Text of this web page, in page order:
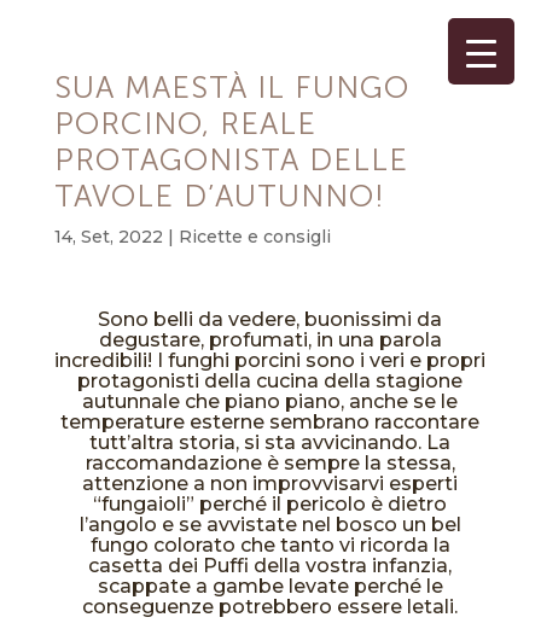
SUA MAESTÀ IL FUNGO
PORCINO, REALE
PROTAGONISTA DELLE
TAVOLE D’AUTUNNO!
14, Set, 2022 | Ricette e consigli
Sono belli da vedere, buonissimi da
degustare, profumati, in una parola
incredibili! I funghi porcini sono i veri e propri
protagonisti della cucina della stagione
autunnale che piano piano, anche se le
temperature esterne sembrano raccontare
tutt’altra storia, si sta avvicinando. La
raccomandazione è sempre la stessa,
attenzione a non improvvisarvi esperti
“fungaioli” perché il pericolo è dietro
l’angolo e se avvistate nel bosco un bel
fungo colorato che tanto vi ricorda la
casetta dei Puffi della vostra infanzia,
scappate a gambe levate perché le
conseguenze potrebbero essere letali.